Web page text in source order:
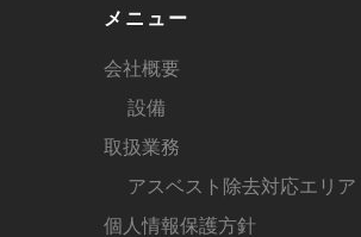
メニュー
会社概要
設備
取扱業務
アスベスト除去対応エリア
個人情報保護方針